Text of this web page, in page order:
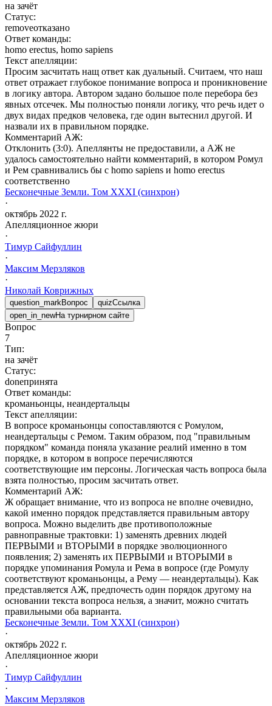
на зачёт
Статус:
removeотказано
Ответ команды:
homo erectus, homo sapiens
Текст апелляции:
Просим засчитать нащ ответ как дуальный. Считаем, что наш
ответ отражает глубокое понимание вопроса и проникновение
в логику автора. Автором задано большое поле перебора без
явных отсечек. Мы полностью поняли логику, что речь идет о
двух видах предков человека, где один вытеснил другой. И
назвали их в правильном порядке.
Комментарий АЖ:
Отклонить (3:0). Апеллянты не предоставили, а АЖ не
удалось самостоятельно найти комментарий, в котором Ромул
и Рем сравнивались бы с homo sapiens и homo erectus
соответственно
Бесконечные Земли. Том XXXI (синхрон)
·
октябрь 2022 г.
Апелляционное жюри
·
Тимур Сайфуллин
·
Максим Мерзляков
·
Николай Коврижных
question_mark Вопрос quizСсылка
open_in_newНа турнирном сайте
Вопрос
7
Тип:
на зачёт
Статус:
doneпринята
Ответ команды:
кроманьонцы, неандертальцы
Текст апелляции:
В вопросе кроманьонцы сопоставляются с Ромулом,
неандертальцы с Ремом. Таким образом, под "правильным
порядком" команда поняла указание реалий именно в том
порядке, в котором в вопросе перечисляются
соответствующие им персоны. Логическая часть вопроса была
взята полностью, просим засчитать ответ.
Комментарий АЖ:
Ж обращает внимание, что из вопроса не вполне очевидно,
какой именно порядок представляется правильным автору
вопроса. Можно выделить две противоположные
равноправные трактовки: 1) заменять древних людей
ПЕРВЫМИ и ВТОРЫМИ в порядке эволюционного
появления; 2) заменять их ПЕРВЫМИ и ВТОРЫМИ в
порядке упоминания Ромула и Рема в вопросе (где Ромулу
соответствуют кроманьонцы, а Рему — неандертальцы). Как
представляется АЖ, предпочесть один порядок другому на
основании текста вопроса нельзя, а значит, можно считать
правильными оба варианта.
Бесконечные Земли. Том XXXI (синхрон)
·
октябрь 2022 г.
Апелляционное жюри
·
Тимур Сайфуллин
·
Максим Мерзляков